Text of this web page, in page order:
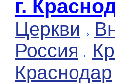
г.
Церкви
Россия
Краснодар